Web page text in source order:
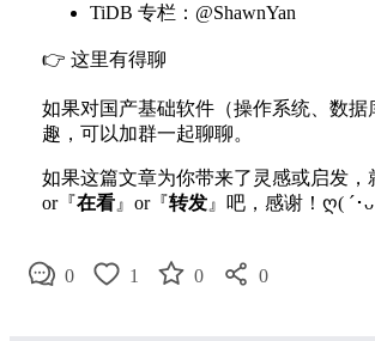
TiDB 专栏：@ShawnYan
👉 这里有得聊
如果对国产基础软件（操作系统、数据
趣，可以加群一起聊聊。
如果这篇文章为你带来了灵感或启发，
or『在看 』or『转发 』吧，感谢！ღ( ´･
0 1 0 0